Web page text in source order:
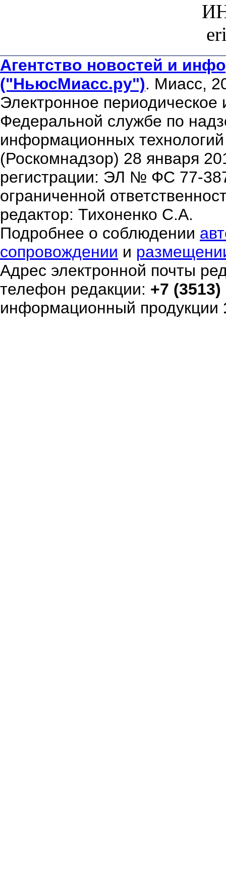
Агентство новостей и
("НьюсМиасс.ру"). Миасс,
Электронное периодическое
Федеральной службе по
информационных
(Роскомнадзор) 28 января
регистрации: ЭЛ № ФС 77-
ограниченной
редактор: Тихоненко С.А.
Подробнее о соблюдении
сопровождении и
Адрес электронной почты
телефон редакции: +7
информационный продукции